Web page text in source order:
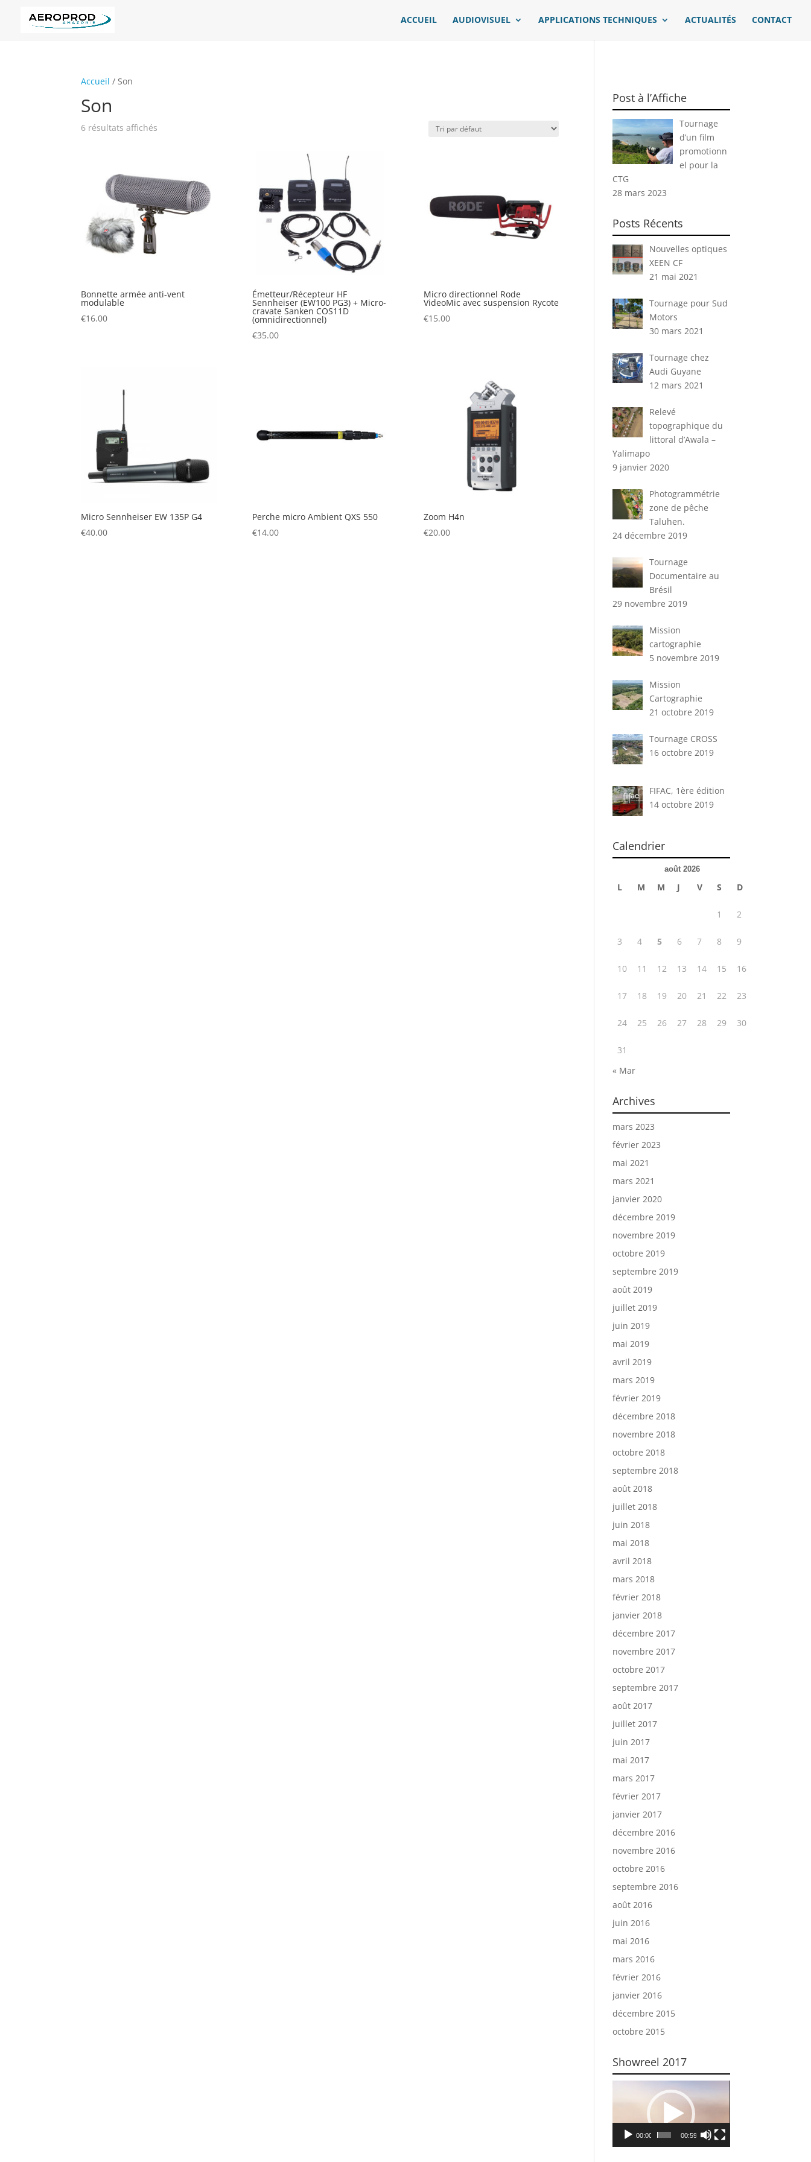
ACCUEIL AUDIOVISUEL APPLICATIONS TECHNIQUES ACTUALITÉS CONTACT
Accueil / Son
Son
6 résultats affichés
Bonnette armée anti-vent
modulable
€16.00
Émetteur/Récepteur HF
Sennheiser (EW100 PG3) + Micro-
cravate Sanken COS11D
(omnidirectionnel)
€35.00
Micro directionnel Rode
VideoMic avec suspension Rycote
€15.00
Micro Sennheiser EW 135P G4
€40.00
Perche micro Ambient QXS 550
€14.00
Zoom H4n
€20.00
Post à l’Affiche
Tournage
d’un film
promotionn
el pour la
CTG
28 mars 2023
Posts Récents
Nouvelles optiques
XEEN CF
21 mai 2021
Tournage pour Sud
Motors
30 mars 2021
Tournage chez
Audi Guyane
12 mars 2021
Relevé
topographique du
littoral d’Awala –
Yalimapo
9 janvier 2020
Photogrammétrie
zone de pêche
Taluhen.
24 décembre 2019
Tournage
Documentaire au
Brésil
29 novembre 2019
Mission
cartographie
5 novembre 2019
Mission
Cartographie
21 octobre 2019
Tournage CROSS
16 octobre 2019
FIFAC, 1ère édition
14 octobre 2019
Calendrier
août 2026
L M M J V S D
1 2
3 4 5 6 7 8 9
10 11 12 13 14 15 16
17 18 19 20 21 22 23
24 25 26 27 28 29 30
31
« Mar
Archives
mars 2023
février 2023
mai 2021
mars 2021
janvier 2020
décembre 2019
novembre 2019
octobre 2019
septembre 2019
août 2019
juillet 2019
juin 2019
mai 2019
avril 2019
mars 2019
février 2019
décembre 2018
novembre 2018
octobre 2018
septembre 2018
août 2018
juillet 2018
juin 2018
mai 2018
avril 2018
mars 2018
février 2018
janvier 2018
décembre 2017
novembre 2017
octobre 2017
septembre 2017
août 2017
juillet 2017
juin 2017
mai 2017
mars 2017
février 2017
janvier 2017
décembre 2016
novembre 2016
octobre 2016
septembre 2016
août 2016
juin 2016
mai 2016
mars 2016
février 2016
janvier 2016
décembre 2015
octobre 2015
Showreel 2017
00:00 00:59